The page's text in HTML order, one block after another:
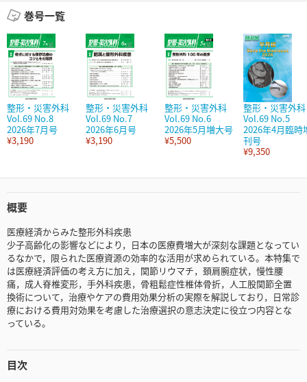
巻号一覧
整形・災害外科
Vol.69 No.8
2026年7月号
¥3,190
整形・災害外科
Vol.69 No.7
2026年6月号
¥3,190
整形・災害外科
Vol.69 No.6
2026年5月増大号
¥5,500
整形・災害外科
Vol.69 No.5
2026年4月臨時
刊号
¥9,350
概要
医療経済からみた整形外科疾患
少子高齢化の影響などにより，日本の医療費増大が深刻な課題となってい
るなかで，限られた医療資源の効率的な活用が求められている。本特集で
は医療経済評価の考え方に加え，関節リウマチ，頚肩腕症状，慢性腰
痛，成人脊椎変形，手外科疾患，骨粗鬆症性椎体骨折，人工股関節全置
換術について，治療やケアの費用効果分析の実際を解説しており，日常診
療における費用対効果を考慮した治療選択の意志決定に役立つ内容とな
っている。
目次